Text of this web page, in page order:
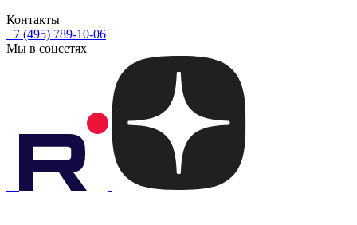
Контакты
+7 (495) 789-10-06
Мы в соцсетях